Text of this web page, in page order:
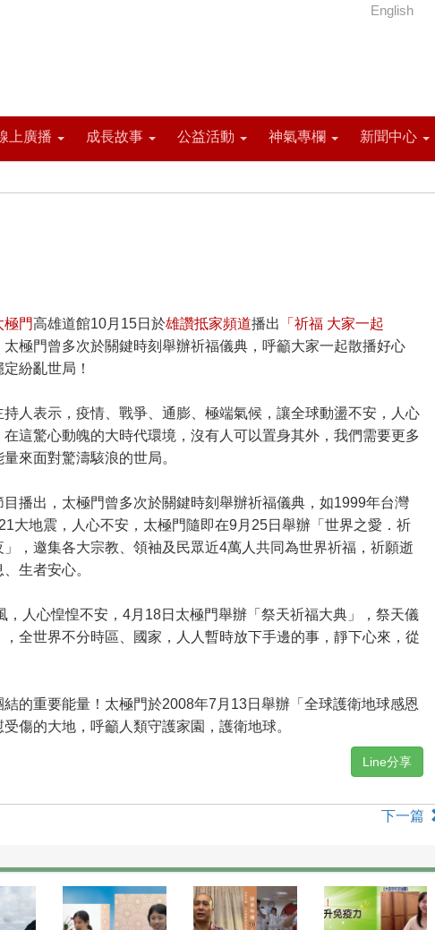
上廣播 成長故事 公益活動 神氣專欄 新聞中心
English
極門高雄道館10月15日於雄讚抵家頻道播出
「祈福 大家一起
太極門曾多次於關鍵時刻舉辦祈福儀典，呼籲大家一起散播好心
紛亂世局！
表示，疫情、戰爭、通膨、極端氣候，讓全球動盪不安，人心
在這驚心動魄的大時代環境，沒有人可以置身其外，我們需要更多
量來面對驚濤駭浪的世局。
出，太極門曾多次於關鍵時刻舉辦祈福儀典，如1999年台灣
大地震，人心不安，太極門隨即在9月25日舉辦「世界之愛．祈
」，邀集各大宗教、領袖及民眾近4萬人共同為世界祈福，祈願逝
生者安心。
人心惶惶不安，4月18日太極門舉辦「祭天祈福大典」，祭天儀
全世界不分時區、國家，人人暫時放下手邊的事，靜下心來，從
重要能量！太極門於2008年7月13日舉辦「全球護衛地球感恩
傷的大地，呼籲人類守護家園，護衛地球。
Line分享
下一篇